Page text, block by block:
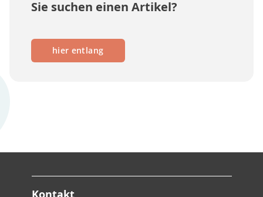
Sie suchen einen Artikel?
hier entlang
Kontakt